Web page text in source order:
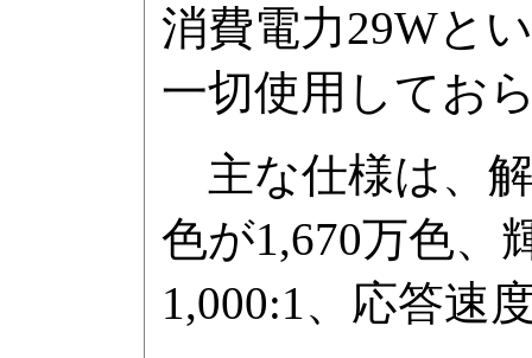
消費電力29Wと
一切使用してお
主な仕様は、解
色が1,670万色、
1,000:1、応答速